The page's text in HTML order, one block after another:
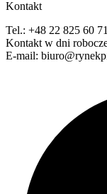
Kontakt
Tel.: +48 22 825 60 71
Kontakt w dni
E-mail: